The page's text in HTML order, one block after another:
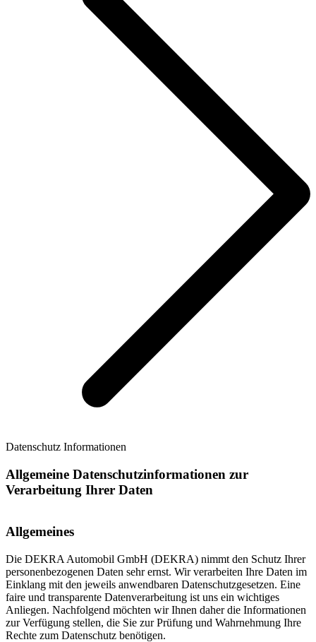
Datenschutz Informationen
Allgemeine Datenschutzinformationen zur
Verarbeitung Ihrer Daten
Allgemeines
Die DEKRA Automobil GmbH (DEKRA) nimmt den Schutz Ihrer
personenbezogenen Daten sehr ernst. Wir verarbeiten Ihre Daten im
Einklang mit den jeweils anwendbaren Datenschutzgesetzen. Eine
faire und transparente Datenverarbeitung ist uns ein wichtiges
Anliegen. Nachfolgend möchten wir Ihnen daher die Informationen
zur Verfügung stellen, die Sie zur Prüfung und Wahrnehmung Ihre
Rechte zum Datenschutz benötigen.